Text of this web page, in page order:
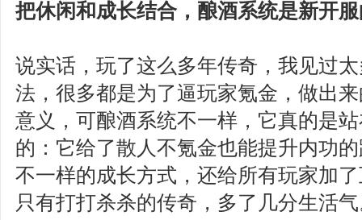
把休闲和成长结合，酿酒系统是新开
说实话，玩了这么多年传奇，我见过
法，很多都是为了逼玩家氪金，做出
意义，可酿酒系统不一样，它真的是
的：它给了散人不氪金也能提升内功
不一样的成长方式，还给所有玩家加
只有打打杀杀的传奇，多了几分生活